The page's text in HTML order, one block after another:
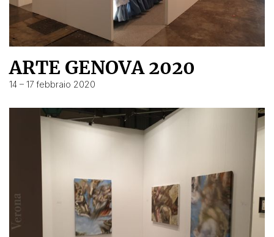
ARTE GENOVA 2020
14 – 17 febbraio 2020